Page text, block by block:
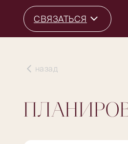
СВЯЗАТЬСЯ
назад